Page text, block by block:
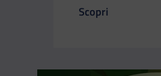
Il link ti porterà
Scopri